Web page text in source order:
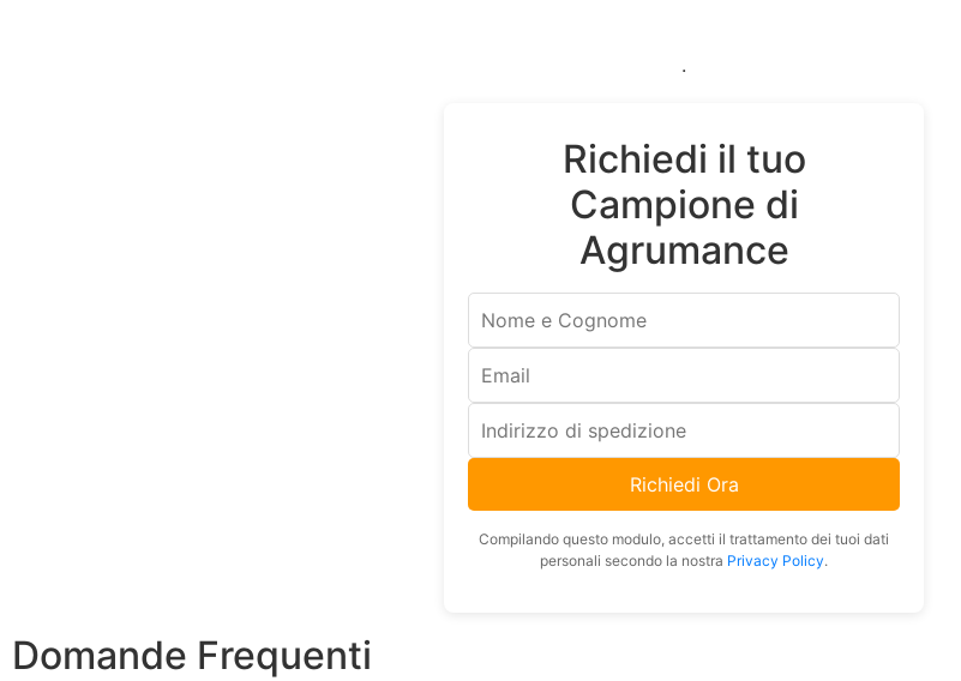
.
Richiedi il tuo
Campione di
Agrumance
Richiedi Ora
Compilando questo modulo, accetti il trattamento dei tuoi dati
personali secondo la nostra Privacy Policy.
Domande Frequenti